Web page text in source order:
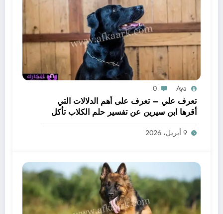
Aya
0
تعرف علي – تعرف على أهم الدلالات التي
أقرها ابن سيرين عن تفسير حلم الكلاب تأكل
لحم – بالتفصيل
9 أبريل، 2026